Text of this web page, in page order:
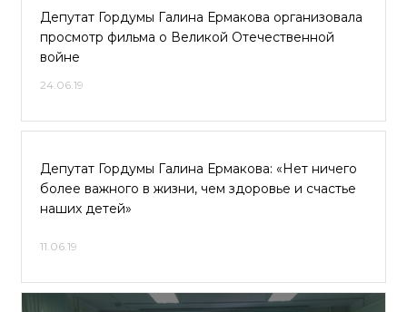
Депутат Гордумы Галина Ермакова организовала
просмотр фильма о Великой Отечественной
войне
24.06.19
Депутат Гордумы Галина Ермакова: «Нет ничего
более важного в жизни, чем здоровье и счастье
наших детей»
11.06.19